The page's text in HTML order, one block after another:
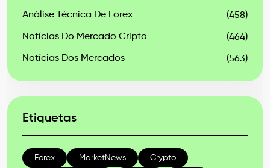
Análise Técnica De Forex (458)
Notícias Do Mercado Cripto (464)
Notícias Dos Mercados (563)
Etiquetas
Forex MarketNews Crypto